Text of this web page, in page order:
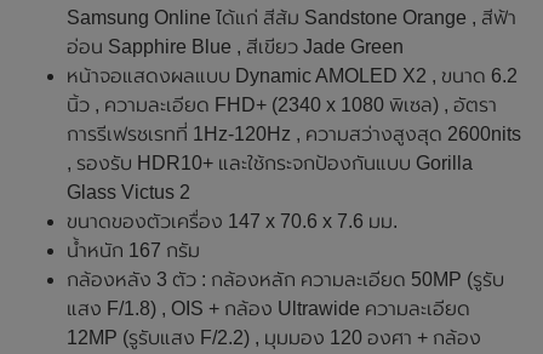
Samsung Online ได้แก่ สีส้ม Sandstone Orange , สีฟ้า
อ่อน Sapphire Blue , สีเขียว Jade Green
หน้าจอแสดงผลแบบ Dynamic AMOLED X2 , ขนาด 6.2
นิ้ว , ความละเอียด FHD+ (2340 x 1080 พิเซล) , อัตรา
การรีเฟรชเรทที่ 1Hz-120Hz , ความสว่างสูงสุด 2600nits
, รองรับ HDR10+ และใช้กระจกป้องกันแบบ Gorilla
Glass Victus 2
ขนาดของตัวเครื่อง 147 x 70.6 x 7.6 มม.
น้ำหนัก 167 กรัม
กล้องหลัง 3 ตัว : กล้องหลัก ความละเอียด 50MP (รูรับ
แสง F/1.8) , OIS + กล้อง Ultrawide ความละเอียด
12MP (รูรับแสง F/2.2) , มุมมอง 120 องศา + กล้อง